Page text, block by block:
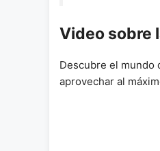
Video sobre
Descubre el mundo
aprovechar al